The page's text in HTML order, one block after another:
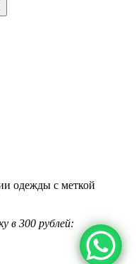
одежды с меткой
в 300 рублей: